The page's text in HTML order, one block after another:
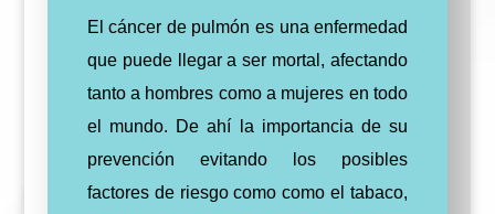
El cáncer de pulmón es una enfermedad
que puede llegar a ser mortal, afectando
tanto a hombres como a mujeres en todo
el mundo. De ahí la importancia de su
prevención evitando los posibles
factores de riesgo como como el tabaco,